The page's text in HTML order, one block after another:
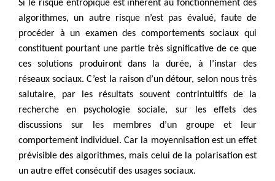
Si le risque entropique est inhérent au fonctionnement des
algorithmes, un autre risque n’est pas évalué, faute de
procéder à un examen des comportements sociaux qui
constituent pourtant une partie très significative de ce que
ces solutions produiront dans la durée, à l’instar des
réseaux sociaux. C’est la raison d’un détour, selon nous très
salutaire, par les résultats souvent contrintuitifs de la
recherche en psychologie sociale, sur les effets des
discussions sur les membres d’un groupe et leur
comportement individuel. Car la moyennisation est un effet
prévisible des algorithmes, mais celui de la polarisation est
un autre effet consécutif des usages sociaux.